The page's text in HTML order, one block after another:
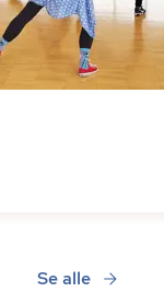
Se alle